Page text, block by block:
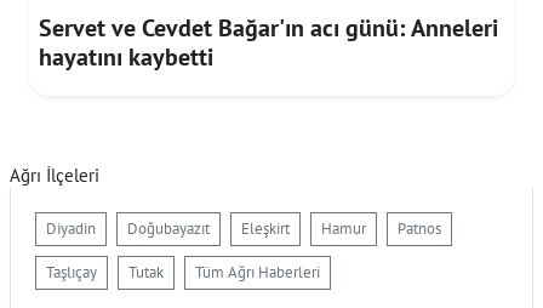
Servet ve Cevdet Bağar'ın acı günü: Anneleri
hayatını kaybetti
Ağrı İlçeleri
Diyadin Doğubayazıt Eleşkirt Hamur Patnos
Taşlıçay Tutak Tüm Ağrı Haberleri